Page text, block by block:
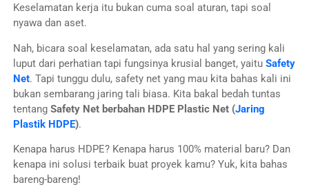
Keselamatan kerja itu bukan cuma soal aturan, tapi soal
nyawa dan aset.
Nah, bicara soal keselamatan, ada satu hal yang sering kali
luput dari perhatian tapi fungsinya krusial banget, yaitu Safety
Net. Tapi tunggu dulu, safety net yang mau kita bahas kali ini
bukan sembarang jaring tali biasa. Kita bakal bedah tuntas
tentang Safety Net berbahan HDPE Plastic Net (Jaring
Plastik HDPE).
Kenapa harus HDPE? Kenapa harus 100% material baru? Dan
kenapa ini solusi terbaik buat proyek kamu? Yuk, kita bahas
bareng-bareng!